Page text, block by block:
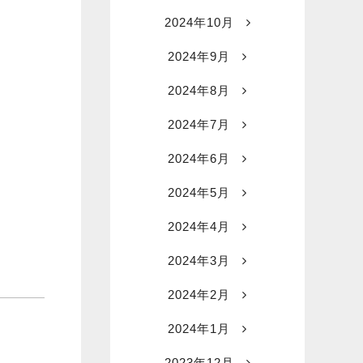
2024年10月
2024年9月
2024年8月
2024年7月
2024年6月
2024年5月
2024年4月
2024年3月
2024年2月
2024年1月